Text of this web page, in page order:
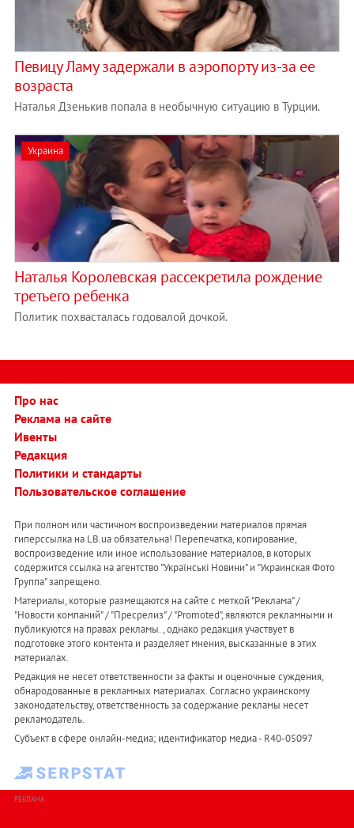
Певицу Ламу задержали в аэропорту из-за ее
возраста
Наталья Дзенькив попала в необычную ситуацию в Турции.
Украина
Наталья Королевская рассекретила рождение
третьего ребенка
Политик похвасталась годовалой дочкой.
Про нас
Реклама на сайте
Ивенты
Редакция
Политики и стандарты
Пользовательское соглашение
При полном или частичном воспроизведении материалов прямая
гиперссылка на LB.ua обязательна! Перепечатка, копирование,
воспроизведение или иное использование материалов, в которых
содержится ссылка на агентство "Українськi Новини" и "Украинская Фото
Группа" запрещено.
Материалы, которые размещаются на сайте с меткой "Реклама" /
"Новости компаний" / "Пресрелиз" / "Promoted", являются рекламными и
публикуются на правах рекламы. , однако редакция участвует в
подготовке этого контента и разделяет мнения, высказанные в этих
материалах.
Редакция не несет ответственности за факты и оценочные суждения,
обнародованные в рекламных материалах. Согласно украинскому
законодательству, ответственность за содержание рекламы несет
рекламодатель.
Субъект в сфере онлайн-медиа; идентификатор медиа - R40-05097
РЕКЛАМА